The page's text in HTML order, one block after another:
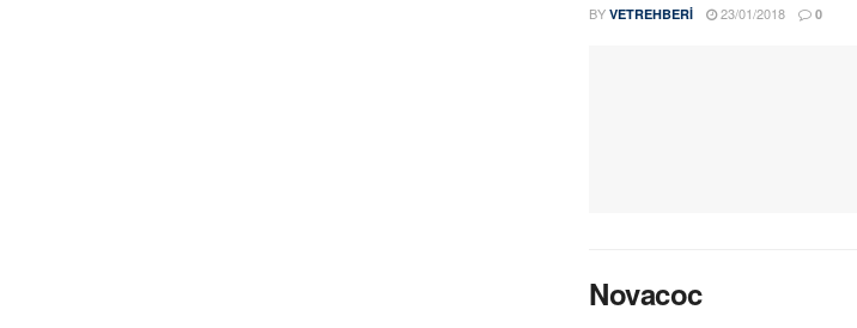
BY VETREHBERI 23/01/2018 0
Novacoc